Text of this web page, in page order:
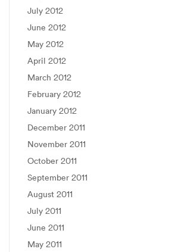
July 2012
June 2012
May 2012
April 2012
March 2012
February 2012
January 2012
December 2011
November 2011
October 2011
September 2011
August 2011
July 2011
June 2011
May 2011